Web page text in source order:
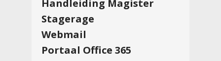
Handleiding Magister
Stagerage
Webmail
Portaal Office 365